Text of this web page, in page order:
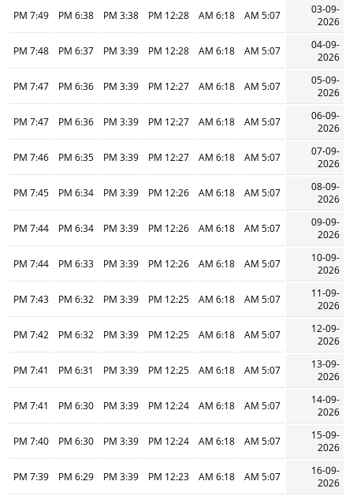
03-09-
2026
5:07 AM
6:18 AM
12:28 PM
3:38 PM
6:38 PM
7:49 PM
04-09-
2026
5:07 AM
6:18 AM
12:28 PM
3:39 PM
6:37 PM
7:48 PM
05-09-
2026
5:07 AM
6:18 AM
12:27 PM
3:39 PM
6:36 PM
7:47 PM
06-09-
2026
5:07 AM
6:18 AM
12:27 PM
3:39 PM
6:36 PM
7:47 PM
07-09-
2026
5:07 AM
6:18 AM
12:27 PM
3:39 PM
6:35 PM
7:46 PM
08-09-
2026
5:07 AM
6:18 AM
12:26 PM
3:39 PM
6:34 PM
7:45 PM
09-09-
2026
5:07 AM
6:18 AM
12:26 PM
3:39 PM
6:34 PM
7:44 PM
10-09-
2026
5:07 AM
6:18 AM
12:26 PM
3:39 PM
6:33 PM
7:44 PM
11-09-
2026
5:07 AM
6:18 AM
12:25 PM
3:39 PM
6:32 PM
7:43 PM
12-09-
2026
5:07 AM
6:18 AM
12:25 PM
3:39 PM
6:32 PM
7:42 PM
13-09-
2026
5:07 AM
6:18 AM
12:25 PM
3:39 PM
6:31 PM
7:41 PM
14-09-
2026
5:07 AM
6:18 AM
12:24 PM
3:39 PM
6:30 PM
7:41 PM
15-09-
2026
5:07 AM
6:18 AM
12:24 PM
3:39 PM
6:30 PM
7:40 PM
16-09-
2026
5:07 AM
6:18 AM
12:23 PM
3:39 PM
6:29 PM
7:39 PM